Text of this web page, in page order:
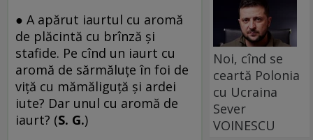
● A apărut iaurtul cu aromă
de plăcintă cu brînză şi
stafide. Pe cînd un iaurt cu
aromă de sărmăluţe în foi de
viţă cu mămăliguţă şi ardei
iute? Dar unul cu aromă de
iaurt? (S. G.)
Noi, cînd se
ceartă Polonia
cu Ucraina
Sever
VOINESCU